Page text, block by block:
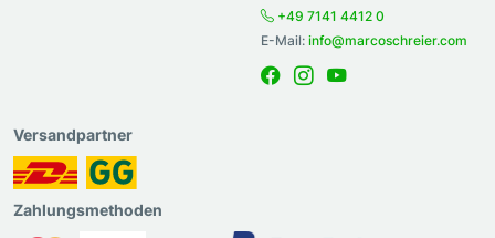
+49 7141 4412 0
E-Mail: info@marcoschreier.com
Versandpartner
Zahlungsmethoden